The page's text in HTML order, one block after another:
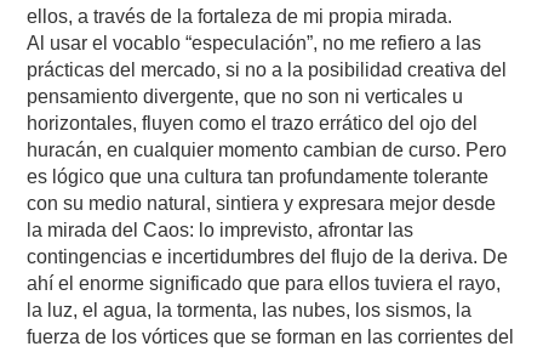
ellos, a través de la fortaleza de mi propia mirada.
Al usar el vocablo “especulación”, no me refiero a las
prácticas del mercado, si no a la posibilidad creativa del
pensamiento divergente, que no son ni verticales u
horizontales, fluyen como el trazo errático del ojo del
huracán, en cualquier momento cambian de curso. Pero
es lógico que una cultura tan profundamente tolerante
con su medio natural, sintiera y expresara mejor desde
la mirada del Caos: lo imprevisto, afrontar las
contingencias e incertidumbres del flujo de la deriva. De
ahí el enorme significado que para ellos tuviera el rayo,
la luz, el agua, la tormenta, las nubes, los sismos, la
fuerza de los vórtices que se forman en las corrientes del